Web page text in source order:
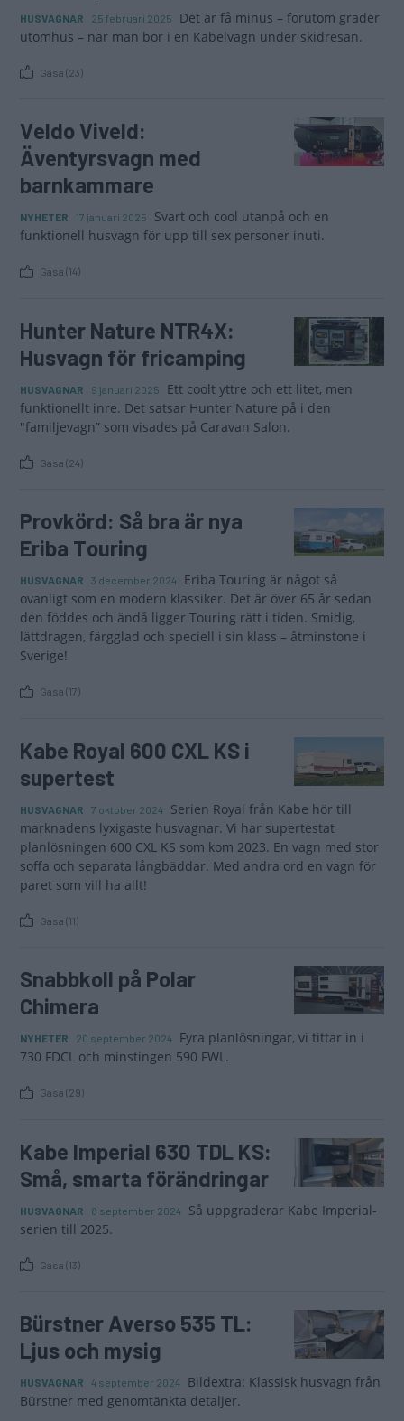
HUSVAGNAR 25 februari 2025
Det är få minus – förutom grader
utomhus – när man bor i en Kabelvagn under skidresan.
Gasa (23)
Veldo Viveld:
Äventyrsvagn med
barnkammare
NYHETER 17 januari 2025
Svart och cool utanpå och en
funktionell husvagn för upp till sex personer inuti.
Gasa (14)
Hunter Nature NTR4X:
Husvagn för fricamping
HUSVAGNAR 9 januari 2025
Ett coolt yttre och ett litet, men
funktionellt inre. Det satsar Hunter Nature på i den
"familjevagn” som visades på Caravan Salon.
Gasa (24)
Provkörd: Så bra är nya
Eriba Touring
HUSVAGNAR 3 december 2024
Eriba Touring är något så
ovanligt som en modern klassiker. Det är över 65 år sedan
den föddes och ändå ligger Touring rätt i tiden. Smidig,
lättdragen, färgglad och speciell i sin klass – åtminstone i
Sverige!
Gasa (17)
Kabe Royal 600 CXL KS i
supertest
HUSVAGNAR 7 oktober 2024
Serien Royal från Kabe hör till
marknadens lyxigaste husvagnar. Vi har supertestat
planlösningen 600 CXL KS som kom 2023. En vagn med stor
soffa och separata långbäddar. Med andra ord en vagn för
paret som vill ha allt!
Gasa (11)
Snabbkoll på Polar
Chimera
NYHETER 20 september 2024
Fyra planlösningar, vi tittar in i
730 FDCL och minstingen 590 FWL.
Gasa (29)
Kabe Imperial 630 TDL KS:
Små, smarta förändringar
HUSVAGNAR 8 september 2024
Så uppgraderar Kabe Imperial-
serien till 2025.
Gasa (13)
Bürstner Averso 535 TL:
Ljus och mysig
HUSVAGNAR 4 september 2024
Bildextra: Klassisk husvagn från
Bürstner med genomtänkta detaljer.